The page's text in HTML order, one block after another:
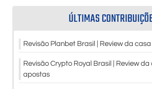
ÚLTIMAS
Revisão Planbet Brasil | Review da
Revisão Crypto Royal Brasil | Review
apostas